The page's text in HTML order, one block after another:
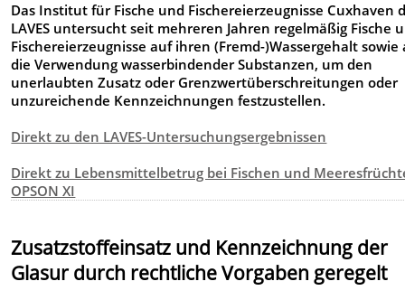
Das Institut für Fische und Fischereierzeugnisse Cuxhaven
LAVES untersucht seit mehreren Jahren regelmäßig Fische
Fischereierzeugnisse auf ihren (Fremd-)Wassergehalt sowie
die Verwendung wasserbindender Substanzen, um den
unerlaubten Zusatz oder Grenzwertüberschreitungen oder
unzureichende Kennzeichnungen festzustellen.
Direkt zu den LAVES-Untersuchungsergebnissen
Direkt zu Lebensmittelbetrug bei Fischen und
OPSON XI
Zusatzstoffeinsatz und Kennzeichnung der
Glasur durch rechtliche Vorgaben geregelt